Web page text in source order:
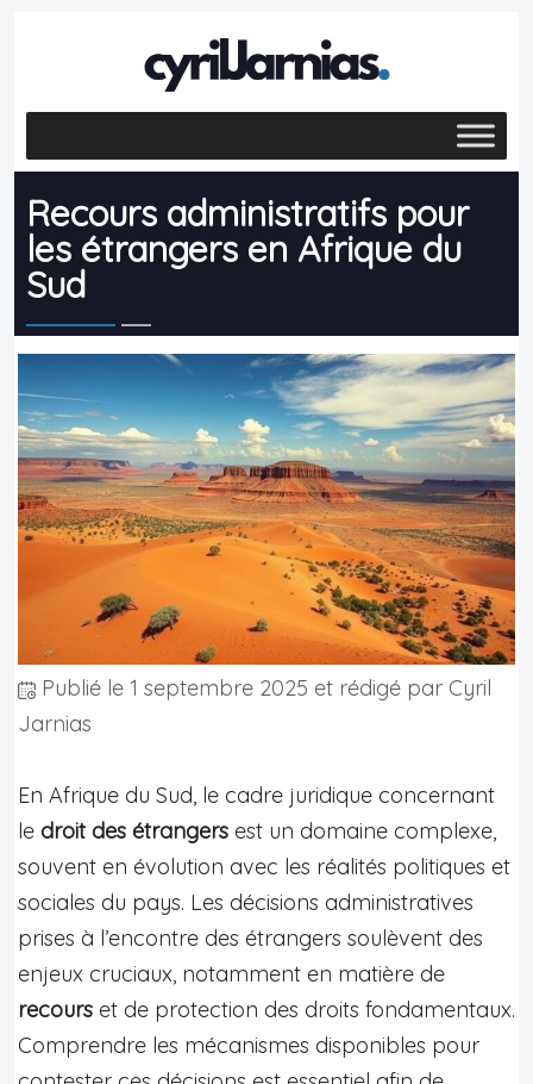
Recours administratifs pour
les étrangers en Afrique du
Sud
Publié le 1 septembre 2025 et rédigé par Cyril
Jarnias
En Afrique du Sud, le cadre juridique concernant
le droit des étrangers est un domaine complexe,
souvent en évolution avec les réalités politiques et
sociales du pays. Les décisions administratives
prises à l’encontre des étrangers soulèvent des
enjeux cruciaux, notamment en matière de
recours et de protection des droits fondamentaux.
Comprendre les mécanismes disponibles pour